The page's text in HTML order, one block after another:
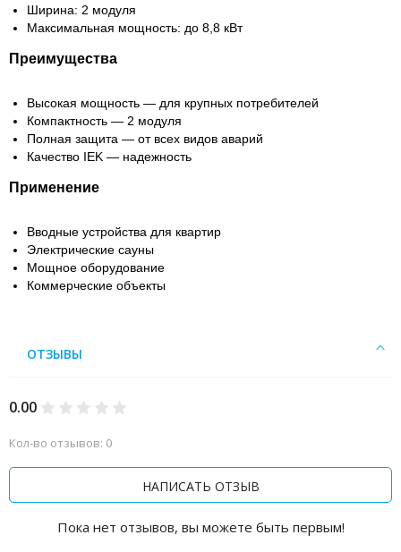
Ширина: 2 модуля
Максимальная мощность: до 8,8 кВт
Преимущества
Высокая мощность — для крупных потребителей
Компактность — 2 модуля
Полная защита — от всех видов аварий
Качество IEK — надежность
Применение
Вводные устройства для квартир
Электрические сауны
Мощное оборудование
Коммерческие объекты
ОТЗЫВЫ
0.00
Кол-во отзывов: 0
НАПИСАТЬ ОТЗЫВ
Пока нет отзывов, вы можете быть первым!